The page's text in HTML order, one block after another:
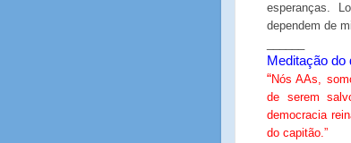
esperanças.
dependem de
Meditação do
“Nós AAs,
de serem
democracia
do capitão.”